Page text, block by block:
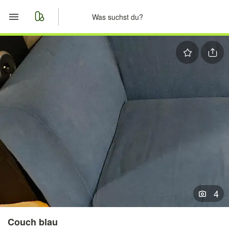
Start
Anzeige aufgeben
4
Couch blau